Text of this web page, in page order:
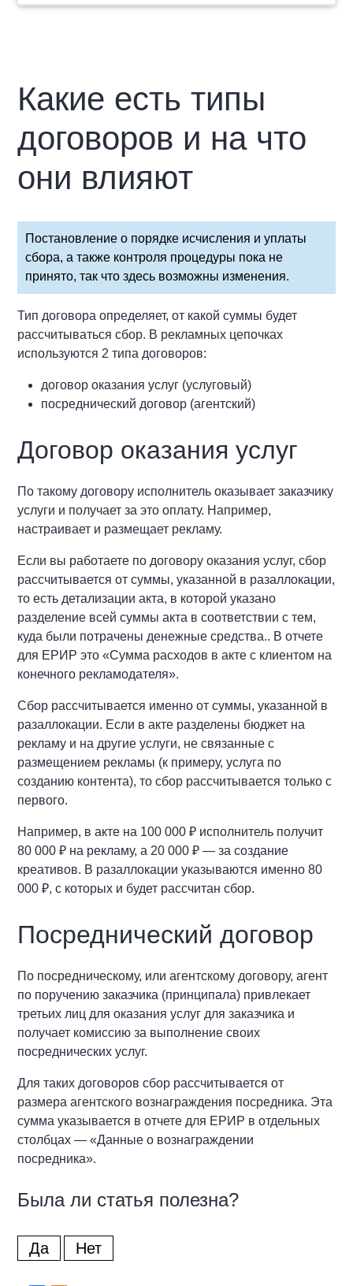
Какие есть типы
договоров и на что
они влияют
Постановление о порядке исчисления и уплаты
сбора, а также контроля процедуры пока не
принято, так что здесь возможны изменения.
Тип договора определяет, от какой суммы будет
рассчитываться сбор. В рекламных цепочках
используются 2 типа договоров:
договор оказания услуг (услуговый)
посреднический договор (агентский)
Договор оказания услуг
По такому договору исполнитель оказывает заказчику
услуги и получает за это оплату. Например,
настраивает и размещает рекламу.
Если вы работаете по договору оказания услуг, сбор
рассчитывается от суммы, указанной в разаллокации,
то есть детализации акта, в которой указано
разделение всей суммы акта в соответствии с тем,
куда были потрачены денежные средства.. В отчете
для ЕРИР это «Сумма расходов в акте с клиентом на
конечного рекламодателя».
Сбор рассчитывается именно от суммы, указанной в
разаллокации. Если в акте разделены бюджет на
рекламу и на другие услуги, не связанные с
размещением рекламы (к примеру, услуга по
созданию контента), то сбор рассчитывается только с
первого.
Например, в акте на 100 000 ₽ исполнитель получит
80 000 ₽ на рекламу, а 20 000 ₽ — за создание
креативов. В разаллокации указываются именно 80
000 ₽, с которых и будет рассчитан сбор.
Посреднический договор
По посредническому, или агентскому договору, агент
по поручению заказчика (принципала) привлекает
третьих лиц для оказания услуг для заказчика и
получает комиссию за выполнение своих
посреднических услуг.
Для таких договоров сбор рассчитывается от
размера агентского вознаграждения посредника. Эта
сумма указывается в отчете для ЕРИР в отдельных
столбцах — «Данные о вознаграждении
посредника».
Была ли статья полезна?
Да Нет